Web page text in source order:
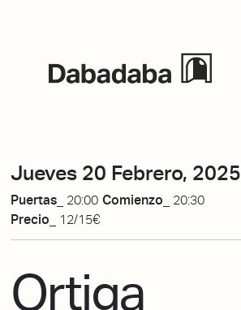
Jueves 20 Febrero, 2025
Puertas_ 20:00 Comienzo_ 20:30
Precio_
12/15€
Ortiga